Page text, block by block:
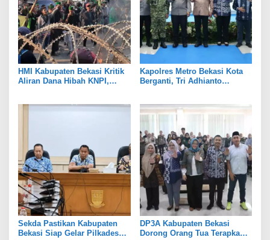
HMI Kabupaten Bekasi Kritik
Aliran Dana Hibah KNPI,
Kapolres Metro Bekasi Kota
Berganti, Tri Adhianto
Sekda Pastikan Kabupaten
Bekasi Siap Gelar Pilkades
DP3A Kabupaten Bekasi
Dorong Orang Tua Terapkan